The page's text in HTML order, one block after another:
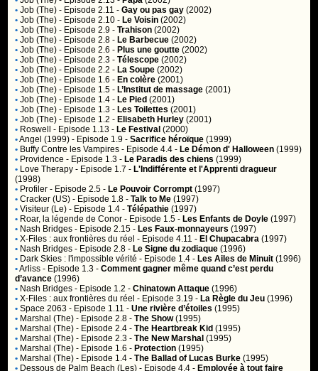
• Job (The) - Episode 2.11 -Gay ou pas gay (2002)
• Job (The) - Episode 2.10 - Le Voisin (2002)
• Job (The) - Episode 2.9 -Trahison (2002)
• Job (The) - Episode 2.8 - Le Barbecue (2002)
• Job (The) - Episode 2.6 - Plus une goutte (2002)
• Job (The) - Episode 2.3 -Télescope (2002)
• Job (The) - Episode 2.2 - La Soupe (2002)
• Job (The) - Episode 1.6 - En colère (2001)
• Job (The) - Episode 1.5 - L’Institut de massage (2001)
• Job (The) - Episode 1.4 - Le Pied (2001)
• Job (The) - Episode 1.3 - Les Toilettes (2001)
• Job (The) - Episode 1.2 - Elisabeth Hurley (2001)
• Roswell - Episode 1.13 - Le Festival (2000)
•Angel (1999) - Episode 1.9 -Sacrifice héroïque (1999)
• Buffy Contre les Vampires - Episode 4.4 - Le Démon d' Halloween (1999)
• Providence - Episode 1.3 - Le Paradis des chiens (1999)
• Love Therapy - Episode 1.7 - L'Indifférente et l'Apprenti dragueur
(1998)
• Profiler - Episode 2.5 - Le Pouvoir Corrompt (1997)
• Cracker (US) - Episode 1.8 -Talk to Me (1997)
• Visiteur (Le) - Episode 1.4 -Télépathie(1997)
• Roar, la légende de Conor - Episode 1.5 - Les Enfants de Doyle (1997)
• Nash Bridges - Episode 2.15 - Les Faux-monnayeurs (1997)
• X-Files : aux frontières du réel - Episode 4.11 - El Chupacabra (1997)
• Nash Bridges - Episode 2.8 - Le Signe du zodiaque (1996)
• Dark Skies : l'impossible vérité - Episode 1.4 - Les Ailes de Minuit (1996)
•Arliss - Episode 1.3 -Comment gagner même quand c’est perdu
d’avance (1996)
• Nash Bridges - Episode 1.2 -Chinatown Attaque (1996)
• X-Files : aux frontières du réel - Episode 3.19 - La Règle du Jeu (1996)
• Space 2063 - Episode 1.11 -Une rivière d’étoiles (1995)
• Marshal (The) - Episode 2.8 -The Show(1995)
• Marshal (The) - Episode 2.4 -The Heartbreak Kid (1995)
• Marshal (The) - Episode 2.3 -The New Marshal (1995)
• Marshal (The) - Episode 1.6 - Protection (1995)
• Marshal (The) - Episode 1.4 -The Ballad of Lucas Burke (1995)
• Dessous de Palm Beach (Les) - Episode 4.4 - Employée à tout faire